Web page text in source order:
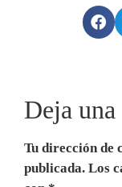
Deja una
Tu dirección de
publicada. Los